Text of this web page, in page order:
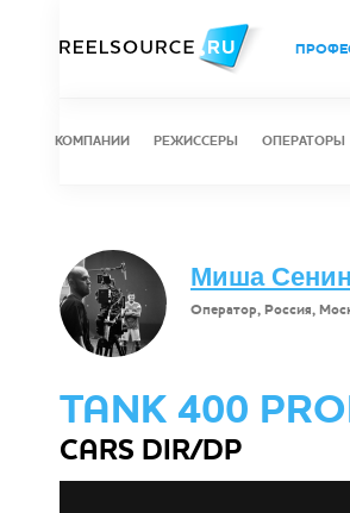
КОМПАНИИ РЕЖИССЕРЫ ОПЕРАТОРЫ
Миша Сенин
Оператор, Россия,
TANK 400
CARS DIR/DP